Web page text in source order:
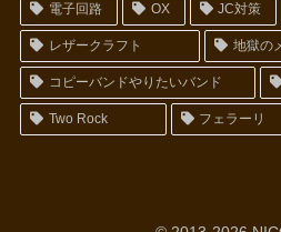
電子回路 OX JC対策
レザークラフト 地獄の
コピーバンドやりたいバンド
Two Rock フェラーリ